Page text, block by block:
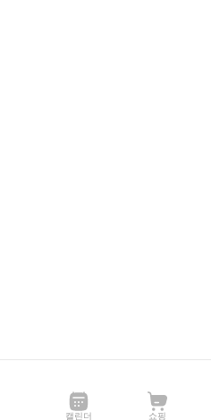
캘린더 쇼핑